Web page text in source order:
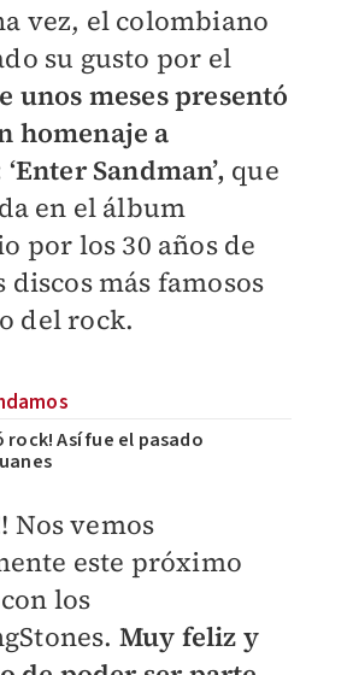
vez, el colombiano
su gusto por el
unos meses presentó
homenaje a
Sandman’, que
en el álbum
por los 30 años de
discos más famosos
del rock.
rock! Así fue el pasado
Nos vemos
este próximo
los
Muy feliz y